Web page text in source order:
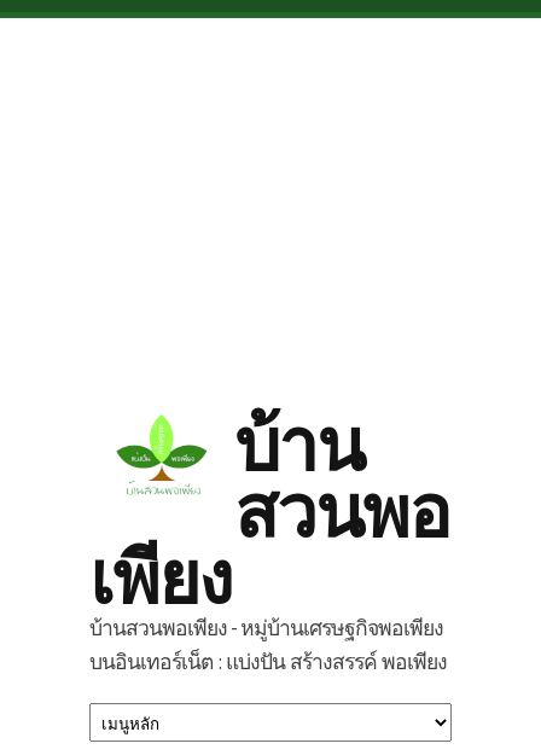
Skip to main content
บ้าน
สวนพอ
เพียง
บ้านสวนพอเพียง - หมู่บ้านเศรษฐกิจพอเพียง
บนอินเทอร์เน็ต : แบ่งปัน สร้างสรรค์ พอเพียง